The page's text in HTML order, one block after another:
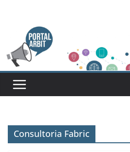
conteúdo
Consultoria Fabric